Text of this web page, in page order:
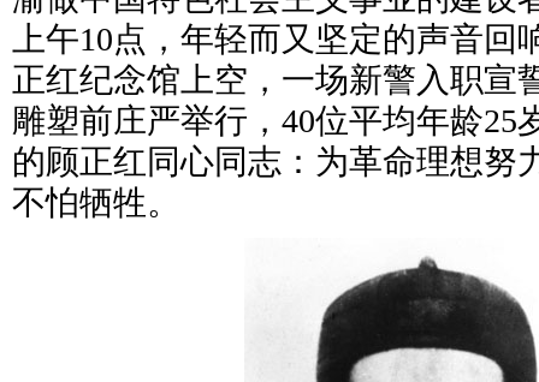
上午10点，年轻而又坚定的声音回
正红纪念馆上空，一场新警入职宣
雕塑前庄严举行，40位平均年龄25
的顾正红同心同志：为革命理想努
不怕牺牲。